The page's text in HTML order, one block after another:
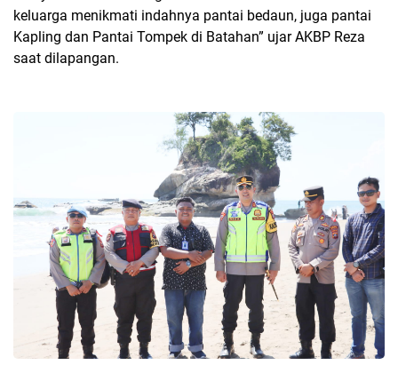
keluarga menikmati indahnya pantai bedaun, juga pantai
Kapling dan Pantai Tompek di Batahan” ujar AKBP Reza
saat dilapangan.